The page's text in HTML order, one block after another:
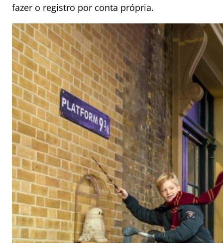
fazer o registro por conta própria.